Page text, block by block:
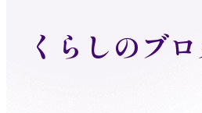
くらしのブ